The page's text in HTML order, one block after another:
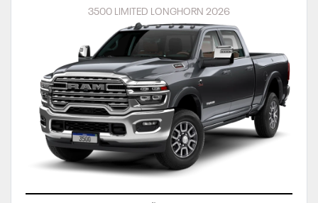
3500 LIMITED LONGHORN 2026